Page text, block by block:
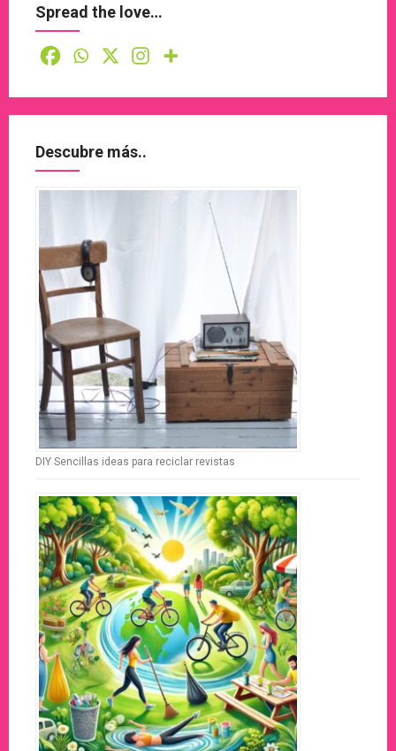
Spread the love…
Descubre más..
DIY Sencillas ideas para reciclar revistas